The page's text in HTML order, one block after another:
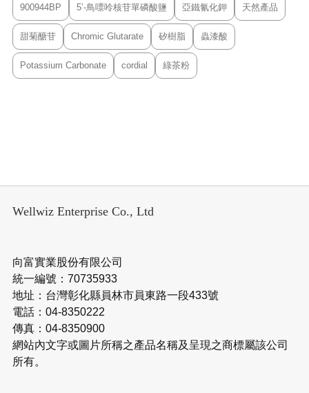
900944BP 5’-鳥嘌呤核苷單磷酸鹽 亞鐵氰化鉀 天然產品
甜菊醣苷 Chromic Glutarate 矽樹脂 蟲漆酸
Potassium Carbonate cordial 綠茶粉
Wellwiz Enterprise Co., Ltd
向富實業股份有限公司
統一編號：70735933
地址：台灣彰化縣員林市員東路一段433號
電話：04-8350222
傳真：04-8350900
網站內文字或圖片所稱之產品名稱及呈現之商標屬該公司
所有。